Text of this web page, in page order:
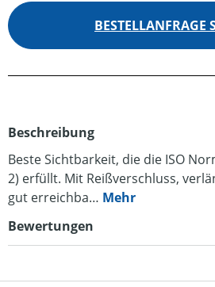
BESTELLANFRAGE
Beschreibung
Beste Sichtbarkeit, die die ISO
2) erfüllt. Mit Reißverschluss,
gut erreichba… Mehr
Bewertungen